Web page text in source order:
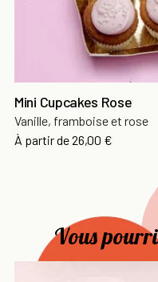
Mini Cupcakes Rose
Vanille, framboise et rose
À partir dePrix
26,00 €
Vous